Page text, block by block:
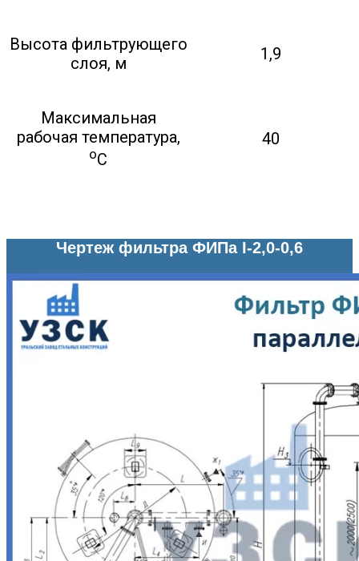
Высота фильтрующего
слоя, м
1,9
Максимальная
рабочая температура,
оС
40
Чертеж фильтра ФИПа I-2,0-0,6